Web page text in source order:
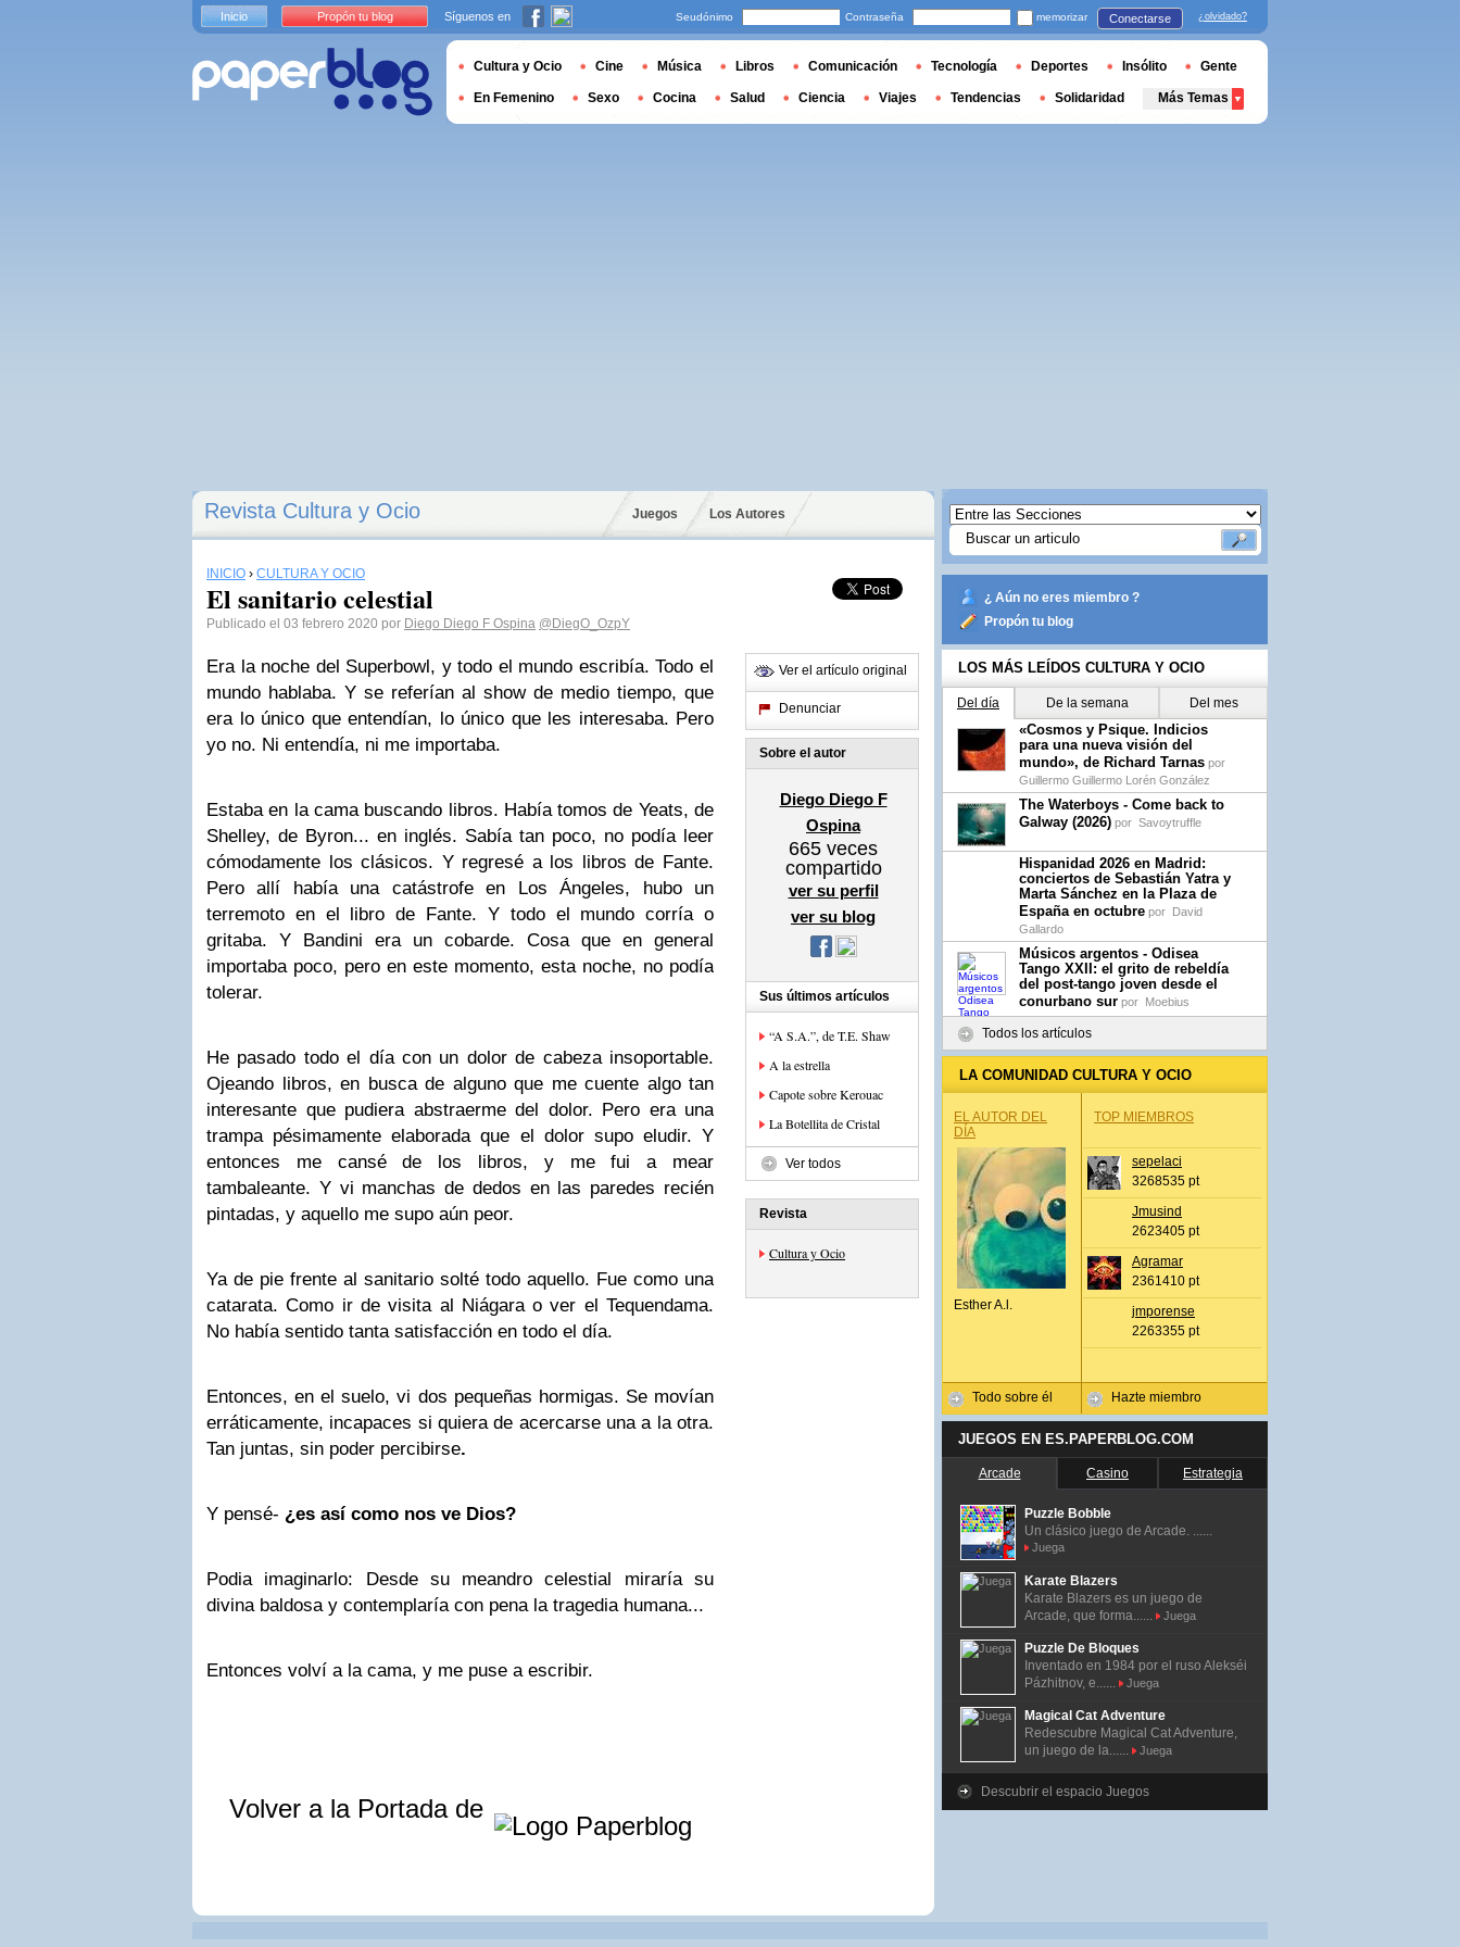
Revista Cultura y Ocio Juegos Los Autores
INICIO › CULTURA Y OCIO
El sanitario celestial
Publicado el 03 febrero 2020 por Diego Diego F Ospina @DiegO_OzpY
Era la noche del Superbowl, y todo el mundo escribía. Todo el
mundo hablaba. Y se referían al show de medio tiempo, que
era lo único que entendían, lo único que les interesaba. Pero
yo no. Ni entendía, ni me importaba.
Estaba en la cama buscando libros. Había tomos de Yeats, de
Shelley, de Byron... en inglés. Sabía tan poco, no podía leer
cómodamente los clásicos. Y regresé a los libros de Fante.
Pero allí había una catástrofe en Los Ángeles, hubo un
terremoto en el libro de Fante. Y todo el mundo corría o
gritaba. Y Bandini era un cobarde. Cosa que en general
importaba poco, pero en este momento, esta noche, no podía
tolerar.
He pasado todo el día con un dolor de cabeza insoportable.
Ojeando libros, en busca de alguno que me cuente algo tan
interesante que pudiera abstraerme del dolor. Pero era una
trampa pésimamente elaborada que el dolor supo eludir. Y
entonces me cansé de los libros, y me fui a mear
tambaleante. Y vi manchas de dedos en las paredes recién
pintadas, y aquello me supo aún peor.
Ya de pie frente al sanitario solté todo aquello. Fue como una
catarata. Como ir de visita al Niágara o ver el Tequendama.
No había sentido tanta satisfacción en todo el día.
Entonces, en el suelo, vi dos pequeñas hormigas. Se movían
erráticamente, incapaces si quiera de acercarse una a la otra.
Tan juntas, sin poder percibirse.
Y pensé- ¿es así como nos ve Dios?
Podia imaginarlo: Desde su meandro celestial miraría su
divina baldosa y contemplaría con pena la tragedia humana...
Entonces volví a la cama, y me puse a escribir.
Volver a la Portada de
Ver el artículo original
Denunciar
Sobre el autor
Diego Diego F
Ospina
665 veces
compartido
ver su perfil
ver su blog
Sus últimos artículos
“A S.A.”, de T.E. Shaw
A la estrella
Capote sobre Kerouac
La Botellita de Cristal
Ver todos
Revista
Cultura y Ocio
¿ Aún no eres miembro ?
Propón tu blog
LOS MÁS LEÍDOS CULTURA Y OCIO
Del día De la semana Del mes
«Cosmos y Psique. Indicios
para una nueva visión del
mundo», de Richard Tarnas por
Guillermo Guillermo Lorén González
The Waterboys - Come back to
Galway (2026) por Savoytruffle
Hispanidad 2026 en Madrid:
conciertos de Sebastián Yatra y
Marta Sánchez en la Plaza de
España en octubre por David
Gallardo
Músicos argentos - Odisea
Tango XXII: el grito de rebeldía
del post-tango joven desde el
conurbano sur por Moebius
Todos los artículos
LA COMUNIDAD CULTURA Y OCIO
EL AUTOR DEL
DÍA
Esther A.l.
Todo sobre él
TOP MIEMBROS
sepelaci
3268535 pt
Jmusind
2623405 pt
Agramar
2361410 pt
jmporense
2263355 pt
Hazte miembro
JUEGOS EN ES.PAPERBLOG.COM
Arcade Casino Estrategia
Puzzle Bobble
Un clásico juego de Arcade. ......
Juega
Karate Blazers
Karate Blazers es un juego de
Arcade, que forma......
Juega
Puzzle De Bloques
Inventado en 1984 por el ruso Alekséi
Pázhitnov, e......
Juega
Magical Cat Adventure
Redescubre Magical Cat Adventure,
un juego de la......
Juega
Descubrir el espacio Juegos
Inicio Propón tu blog Síguenos en Seudónimo Contraseña memorizar Conectarse ¿olvidado?
Cultura y Ocio Cine Música Libros Comunicación Tecnología Deportes Insólito Gente
En Femenino Sexo Cocina Salud Ciencia Viajes Tendencias Solidaridad Más Temas